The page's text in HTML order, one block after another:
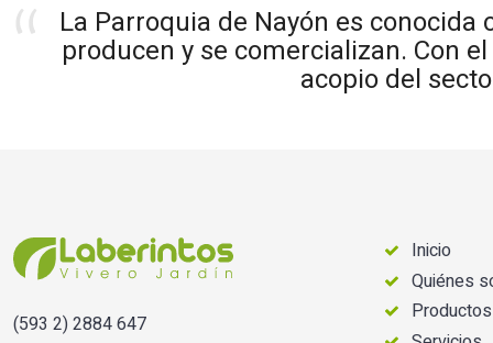
La Parroquia de Nayón es
producen y se comercializan. Con
acopio del
(593 2) 2884 647
Inicio
Quiénes
Productos